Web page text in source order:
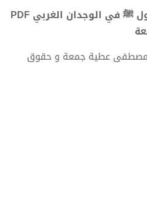
تحميل كتاب صورة الرسول ﷺ في الوجدان الغربي PDF
مصطفى عطية جمعة و حقوق